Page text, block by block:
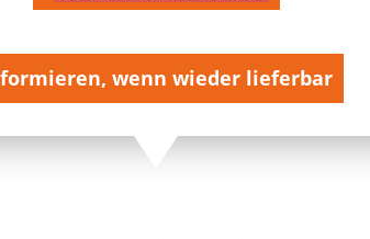
wenn wieder lieferbar